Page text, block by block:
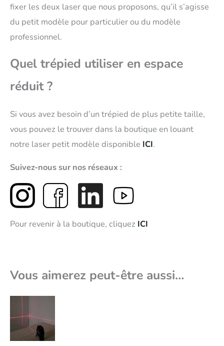
fixer les deux laser que nous proposons, qu’il s’agisse
du petit modèle pour particulier ou du modèle
professionnel.
Quel trépied utiliser en espace
réduit ?
Si vous avez besoin d’un trépied de plus petite taille,
vous pouvez le trouver dans la boutique en louant
notre laser petit modèle disponible ICI.
Suivez-nous sur nos réseaux :
Pour revenir à la boutique, cliquez ICI
Vous aimerez peut-être aussi…